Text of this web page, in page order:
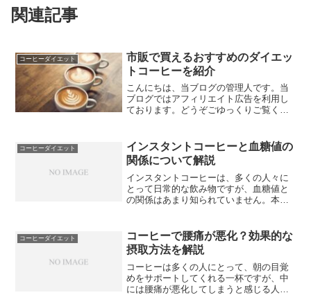
関連記事
コーヒーダイエット
市販で買えるおすすめのダイエッ
トコーヒーを紹介
こんにちは、当ブログの管理人です。当
ブログではアフィリエイト広告を利用し
ております。どうぞごゆっくりご覧くだ
ダイエット方法は様々な商品が市場に出
回っている中で迷ってしま...
コーヒーダイエット
インスタントコーヒーと血糖値の
関係について解説
インスタントコーヒーは、多くの人々に
とって日常的な飲み物ですが、血糖値と
の関係はあまり知られていません。本記
解説します。さらに、インスタントコー
ヒーが血糖値に与える影響...
コーヒーダイエット
コーヒーで腰痛が悪化？効果的な
摂取方法を解説
コーヒーは多くの人にとって、朝の目覚
めをサポートしてくれる一杯ですが、中
には腰痛が悪化してしまうと感じる人も